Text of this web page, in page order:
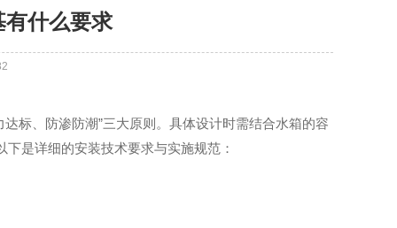
什么要求
标、防渗防潮”三大原则。具体设计时需结合水箱的容
是详细的安装技术要求与实施规范：